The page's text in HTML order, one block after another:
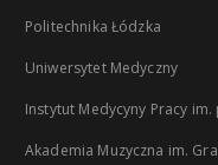
Politechnika Łódzka
Uniwersytet Medyczny
Instytut Medycyny Pracy im.
Akademia Muzyczna im.